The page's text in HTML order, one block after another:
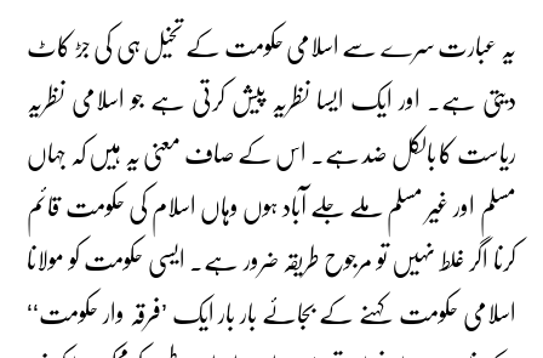
یہ عبارت سرے سے اسلامی حکومت کے تخیل ہی کی جڑ کاٹ
دیتی ہے۔ اور ایک ایسا نظریہ پیش کرتی ہے جو اسلامی نظریہ
ریاست کا بالکل ضد ہے۔ اس کے صاف معنی یہ ہیں کہ جہاں
مسلم اور غیر مسلم ملے جلے آباد ہوں وہاں اسلام کی حکومت قائم
کرنا اگر غلط نہیں تو مرجوح طریقہ ضرور ہے۔ ایسی حکومت کو مولانا
اسلامی حکومت کہنے کے بجائے بار بار ایک ’فرقہ وار حکومت‘‘